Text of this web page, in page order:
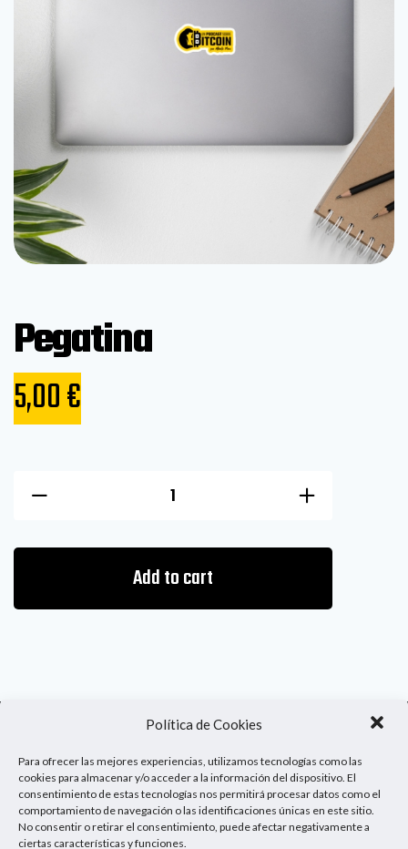
Política de Cookies
Para ofrecer las mejores experiencias, utilizamos tecnologías como las
cookies para almacenar y/o acceder a la información del dispositivo. El
consentimiento de estas tecnologías nos permitirá procesar datos como el
comportamiento de navegación o las identificaciones únicas en este sitio.
No consentir o retirar el consentimiento, puede afectar negativamente a
ciertas características y funciones.
Pegatina
5,00€
Add to cart
Enlaces de interés
Contacto
Descargo De Responsabilidad